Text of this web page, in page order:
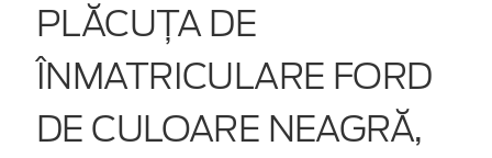
PLĂCUȚA DE
ÎNMATRICULARE FORD
DE CULOARE NEAGRĂ,